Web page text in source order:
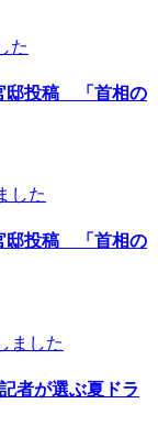
た
邸投稿 「首相の
した
邸投稿 「首相の
ました
者が選ぶ夏ドラ